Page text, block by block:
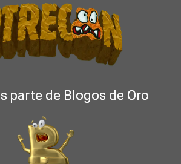
parte de Blogos de Oro